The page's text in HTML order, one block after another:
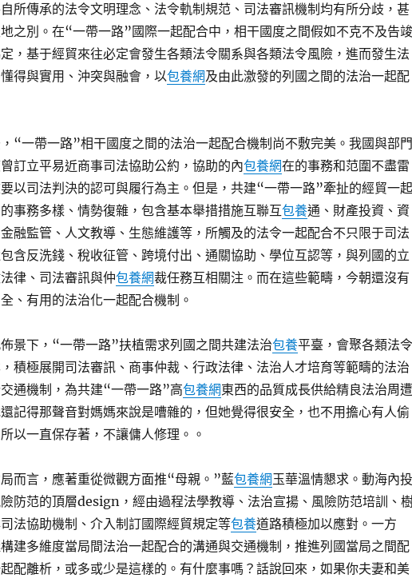
所傳承的法令文明理念、法令軌制規范、司法審訊機制均有所分歧，甚
之別。在“一帶一路”國際一起配合中，相干國度之間假如不克不及告竣
，基于經貿來往必定會發生各類法令關系與各類法令風險，進而發生法
得與實用、沖突與融會，以包養網及由此激發的列國之間的法治一起配
“一帶一路”相干國度之間的法治一起配合機制尚不敷完美。我國與部門
訂立平易近商事司法協助公約，協助的內包養網在的事務和范圍不盡雷
以司法判決的認可與履行為主。但是，共建“一帶一路”牽扯的經貿一起
事務多樣、情勢復雜，包含基本舉措措施互聯互包養通、財產投資、資
融監管、人文教導、生態維護等，所觸及的法令一起配合不只限于司法
含反洗錢、稅收征管、跨境付出、通關協助、學位互認等，與列國的立
律、司法審訊與仲包養網裁任務互相關注。而在這些範疇，今朝還沒有
、有用的法治化一起配合機制。
景下，“一帶一路”扶植需求列國之間共建法治包養平臺，會聚各類法令
積極展開司法審訊、商事仲裁、行政法律、法治人才培育等範疇的法治
通機制，為共建“一帶一路”高包養網東西的品質成長供給精良法治周遭
記得那聲音對媽媽來說是嘈雜的，但她覺得很安全，也不用擔心有人偷
以一直保存著，不讓傭人修理。。
而言，應著重從微觀方面推“母親。”藍包養網玉華溫情懇求。動海內投
防范的頂層design，經由過程法學教導、法治宣揚、風險防范培訓、
法協助機制、介入制訂國際經貿規定等包養道路積極加以應對。一方
建多維度當局間法治一起配合的溝通與交通機制，推進列國當局之間配
配離析，或多或少是這樣的。有什麼事嗎？話說回來，如果你夫妻和美